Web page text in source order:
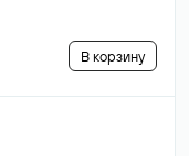
В корзину